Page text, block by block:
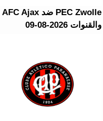
والقنوات 2026-08-09